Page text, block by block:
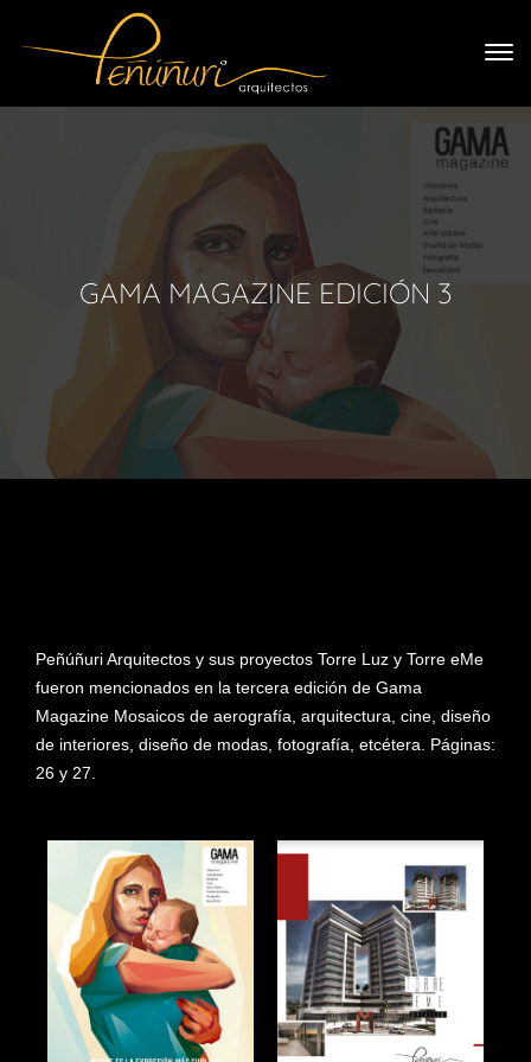
GAMA MAGAZINE EDICIÓN 3
Peñúñuri Arquitectos y sus proyectos Torre Luz y Torre eMe
fueron mencionados en la tercera edición de Gama
Magazine Mosaicos de aerografía, arquitectura, cine, diseño
de interiores, diseño de modas, fotografía, etcétera. Páginas:
26 y 27.